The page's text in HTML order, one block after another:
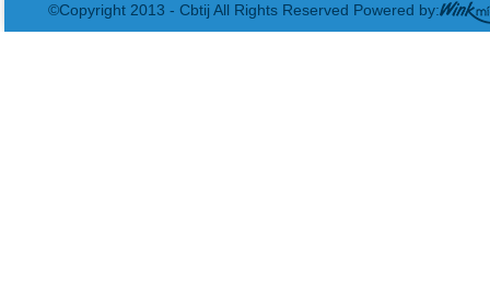
©Copyright 2013 - Cbtij All Rights Reserved Powered by: